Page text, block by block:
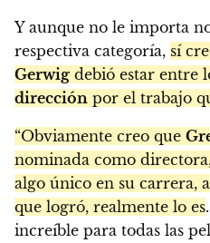
Y aunque no le importa
respectiva categoría, sí
Gerwig debió estar entre
dirección por el trabajo
“Obviamente creo que
nominada como
algo único en su carrera,
que logró, realmente lo es
increíble para todas las